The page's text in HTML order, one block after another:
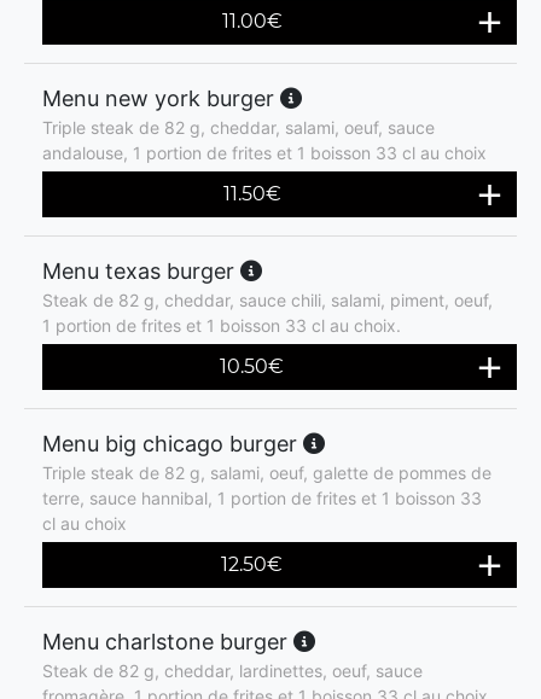
11.00€
Menu new york burger
Triple steak de 82 g, cheddar, salami, oeuf, sauce
andalouse, 1 portion de frites et 1 boisson 33 cl au choix
11.50€
Menu texas burger
Steak de 82 g, cheddar, sauce chili, salami, piment, oeuf,
1 portion de frites et 1 boisson 33 cl au choix.
10.50€
Menu big chicago burger
Triple steak de 82 g, salami, oeuf, galette de pommes de
terre, sauce hannibal, 1 portion de frites et 1 boisson 33
cl au choix
12.50€
Menu charlstone burger
Steak de 82 g, cheddar, lardinettes, oeuf, sauce